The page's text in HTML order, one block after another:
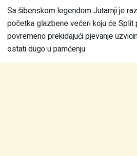
Sa šibenskom legendom Jutarnji je
početka glazbene večeri koju će Split
povremeno prekidajući pjevanje
ostati dugo u pamćenju.